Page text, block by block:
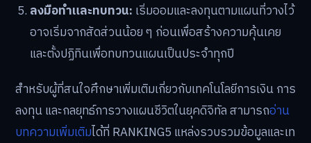
ลงมือทำและทบทวน: เริ่มออมและลงทุนตามแผนที่วางไว้
อาจเริ่มจากสัดส่วนน้อย ๆ ก่อนเพื่อสร้างความคุ้นเคย
และตั้งปฏิทินเพื่อทบทวนแผนเป็นประจำทุกปี
สำหรับผู้ที่สนใจศึกษาเพิ่มเติมเกี่ยวกับเทคโนโลยีการเงิน การ
ลงทุน และกลยุทธ์การวางแผนชีวิตในยุคดิจิทัล สามารถอ่าน
บทความเพิ่มเติมได้ที่ RANKING5 แหล่งรวบรวมข้อมูลและเท